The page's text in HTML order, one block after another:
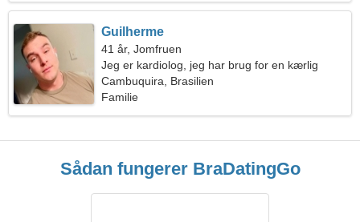
Guilherme
41 år, Jomfruen
Jeg er kardiolog, jeg har brug for en kærlig
kvinde
Cambuquira, Brasilien
Familie
Sådan fungerer BraDatingGo